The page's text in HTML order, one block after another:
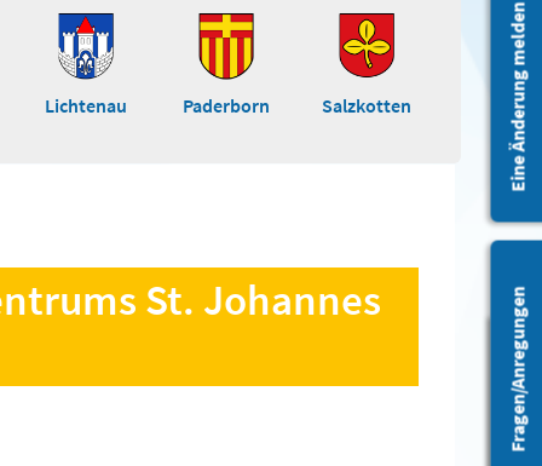
Barrierefreiheit
Eine Änderung melden
Fragen/Anregungen
Lichtenau Paderborn Salzkotten
St. Johannes